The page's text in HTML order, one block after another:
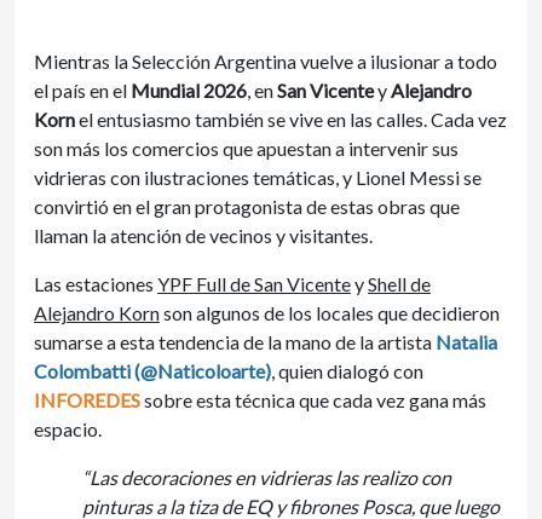
Mientras la Selección Argentina vuelve a ilusionar a todo
el país en el Mundial 2026 , enSan Vicentey Alejandro
Kornel entusiasmo también se vive en las calles. Cada vez
son más los comercios que apuestan a intervenir sus
vidrieras con ilustraciones temáticas, y Lionel Messi se
convirtió en el gran protagonista de estas obras que
llaman la atención de vecinos y visitantes.
Las estaciones YPF Full de San VicenteyShell de
Alejandro Kornson algunos de los locales que decidieron
sumarse a esta tendencia de la mano de la artista Natalia
Colombatti (@Naticoloarte) , quien dialogó con
INFOREDESsobre esta técnica que cada vez gana más
espacio.
“Las decoraciones en vidrieras las realizo con
pinturas a la tiza de EQ y fibrones Posca, que luego